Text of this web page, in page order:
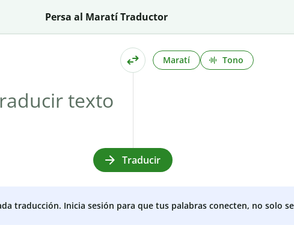
Persa al Maratí Traductor
Maratí Tono
Traducir
traducción. Inicia sesión para que tus palabras conecten, no solo